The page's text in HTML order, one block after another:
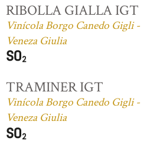
RIBOLLA GIALLA IGT
Vinícola Borgo Canedo Gigli -
Veneza Giulia
TRAMINER IGT
Vinícola Borgo Canedo Gigli -
Veneza Giulia